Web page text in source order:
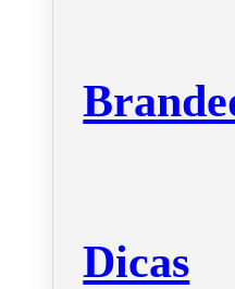
Dicas